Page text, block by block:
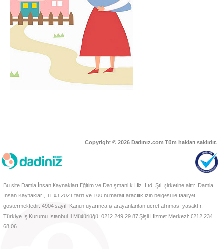
Copyright © 2026 Dadınız.com Tüm hakları saklıdır.
Bu site Damla İnsan Kaynakları Eğitim ve Danışmanlık Hiz. Ltd. Şti. şirketine aittir. Damla
İnsan Kaynakları, 11.03.2021 tarih ve 100 numaralı aracılık izin belgesi ile faaliyet
göstermektedir. 4904 sayılı Kanun uyarınca iş arayanlardan ücret alınması yasaktır.
Türkiye İş Kurumu İstanbul İl Müdürlüğü: 0212 249 29 87 Şişli Hizmet Merkezi: 0212 234
68 06